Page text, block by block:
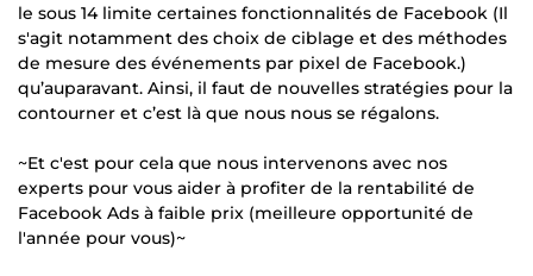
le sous 14 limite certaines fonctionnalités de Facebook (Il
s'agit notamment des choix de ciblage et des méthodes
de mesure des événements par pixel de Facebook.)
qu’auparavant. Ainsi, il faut de nouvelles stratégies pour la
contourner et c’est là que nous nous se régalons.
~Et c'est pour cela que nous intervenons avec nos
experts pour vous aider à profiter de la rentabilité de
Facebook Ads à faible prix (meilleure opportunité de
l'année pour vous)~